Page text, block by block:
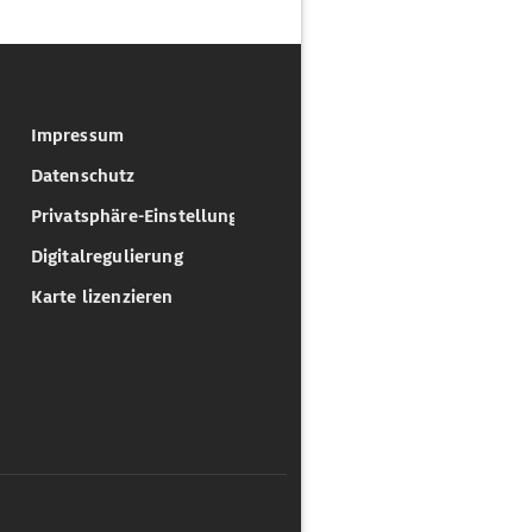
Impressum
Datenschutz
Privatsphäre-Einstellungen
Digitalregulierung
Karte lizenzieren